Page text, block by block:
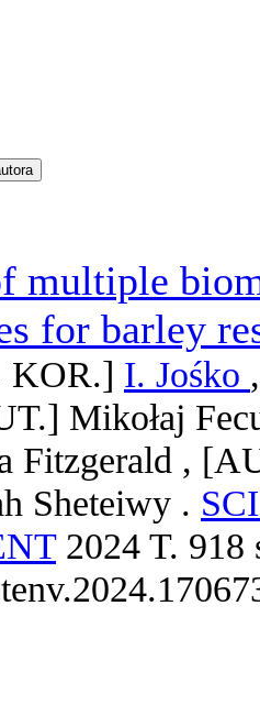
multiple
for barley
I. Jośko
Mikołaj
Fitzgerald ,
Sheteiwy .
2024 T. 918